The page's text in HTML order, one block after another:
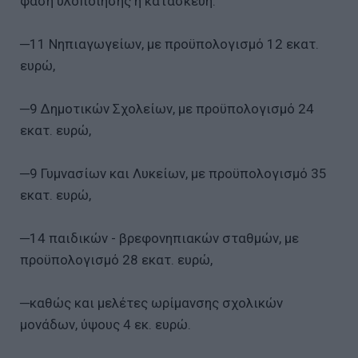
─11 Νηπιαγωγείων, με προϋπολογισμό 12 εκατ.
ευρώ,
─9 Δημοτικών Σχολείων, με προϋπολογισμό 24
εκατ. ευρώ,
─9 Γυμνασίων και Λυκείων, με προϋπολογισμό 35
εκατ. ευρώ,
─14 παιδικών - βρεφονηπιακών σταθμών, με
προϋπολογισμό 28 εκατ. ευρώ,
─καθώς και μελέτες ωρίμανσης σχολικών
μονάδων, ύψους 4 εκ. ευρώ.